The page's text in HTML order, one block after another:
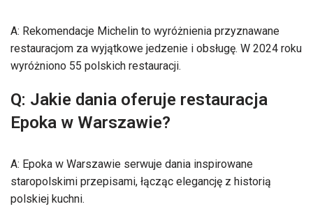
A: Rekomendacje Michelin to wyróżnienia przyznawane
restauracjom za wyjątkowe jedzenie i obsługę. W 2024 roku
wyróżniono 55 polskich restauracji.
Q: Jakie dania oferuje restauracja
Epoka w Warszawie?
A: Epoka w Warszawie serwuje dania inspirowane
staropolskimi przepisami, łącząc elegancję z historią
polskiej kuchni.